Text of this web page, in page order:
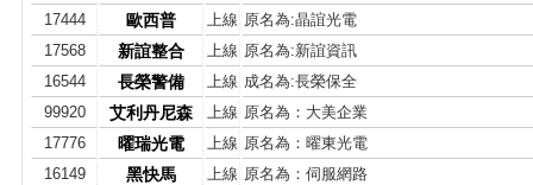
17444
歐西普 上線 原名為:晶誼光電
17568
新誼整合 上線 原名為:新誼資訊
16544
長榮警備 上線 成名為:長榮保全
99920
艾利丹尼森 上線 原名為：大美企業
17776
曜瑞光電 上線 原名為：曜東光電
16149
黑快馬 上線 原名為：伺服網路